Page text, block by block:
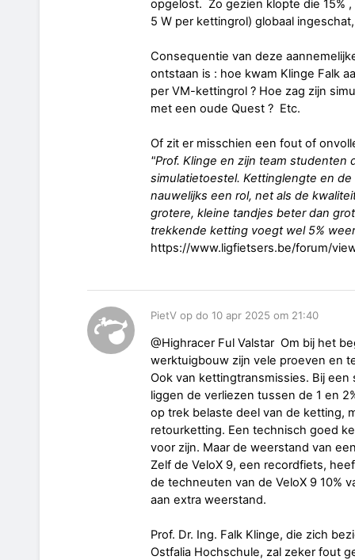
opgelost. Zo gezien klopte die 15%
5 W per kettingrol) globaal
Consequentie van deze
ontstaan is : hoe kwam Klinge Falk
per VM-kettingrol ? Hoe zag zijn
met een oude Quest ? Etc.
Of zit er misschien een fout
"Prof. Klinge en zijn team
simulatietoestel. Kettinglengte en
nauwelijks een rol, net als de
grotere, kleine tandjes beter dan
trekkende ketting voegt wel 5%
https://www.ligfietsers.be/forum/
PietV op do 10 apr 2025 om 21:40
@Highracer Ful Valstar Om bij het
werktuigbouw zijn vele proeven en
Ook van kettingtransmissies. Bij
liggen de verliezen tussen de 1 en
op trek belaste deel van de ketting,
retourketting. Een technisch goed
voor zijn. Maar de weerstand van
Zelf de VeloX 9, een recordfiets,
de techneuten van de VeloX 9 10%
aan extra weerstand.
Prof. Dr. Ing. Falk Klinge, die zich
Ostfalia Hochschule, zal zeker fout